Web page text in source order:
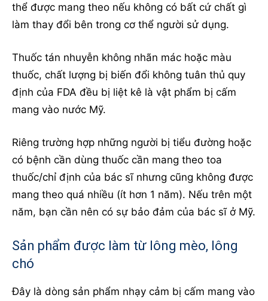
thể được mang theo nếu không có bất cứ chất gì
làm thay đổi bên trong cơ thể người sử dụng.
Thuốc tán nhuyễn không nhãn mác hoặc màu
thuốc, chất lượng bị biến đổi không tuân thủ quy
định của FDA đều bị liệt kê là vật phẩm bị cấm
mang vào nước Mỹ.
Riêng trường hợp những người bị tiểu đường hoặc
có bệnh cần dùng thuốc cần mang theo toa
thuốc/chỉ định của bác sĩ nhưng cũng không được
mang theo quá nhiều (ít hơn 1 năm). Nếu trên một
năm, bạn cần nên có sự bảo đảm của bác sĩ ở Mỹ.
Sản phẩm được làm từ lông mèo, lông
chó
Đây là dòng sản phẩm nhạy cảm bị cấm mang vào